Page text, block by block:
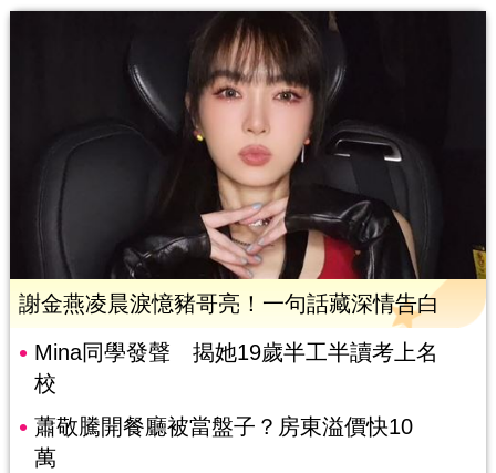
謝金燕凌晨淚憶豬哥亮！一句話藏深情告白
Mina同學發聲 揭她19歲半工半讀考上名
校
蕭敬騰開餐廳被當盤子？房東溢價快10
萬